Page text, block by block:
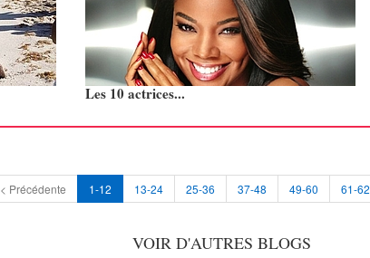
Les 10 actrices...
< Précédente 1-12 13-24 25-36 37-48 49-60 61-62
VOIR D'AUTRES BLOGS